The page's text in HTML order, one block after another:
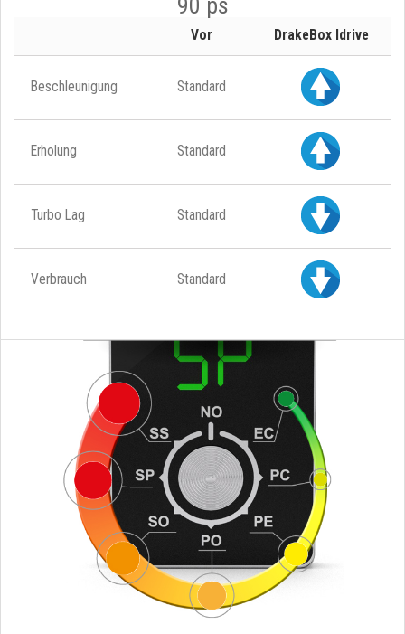
Vor DrakeBox Idrive
Beschleunigung Standard
Erholung Standard
Turbo Lag Standard
Verbrauch Standard